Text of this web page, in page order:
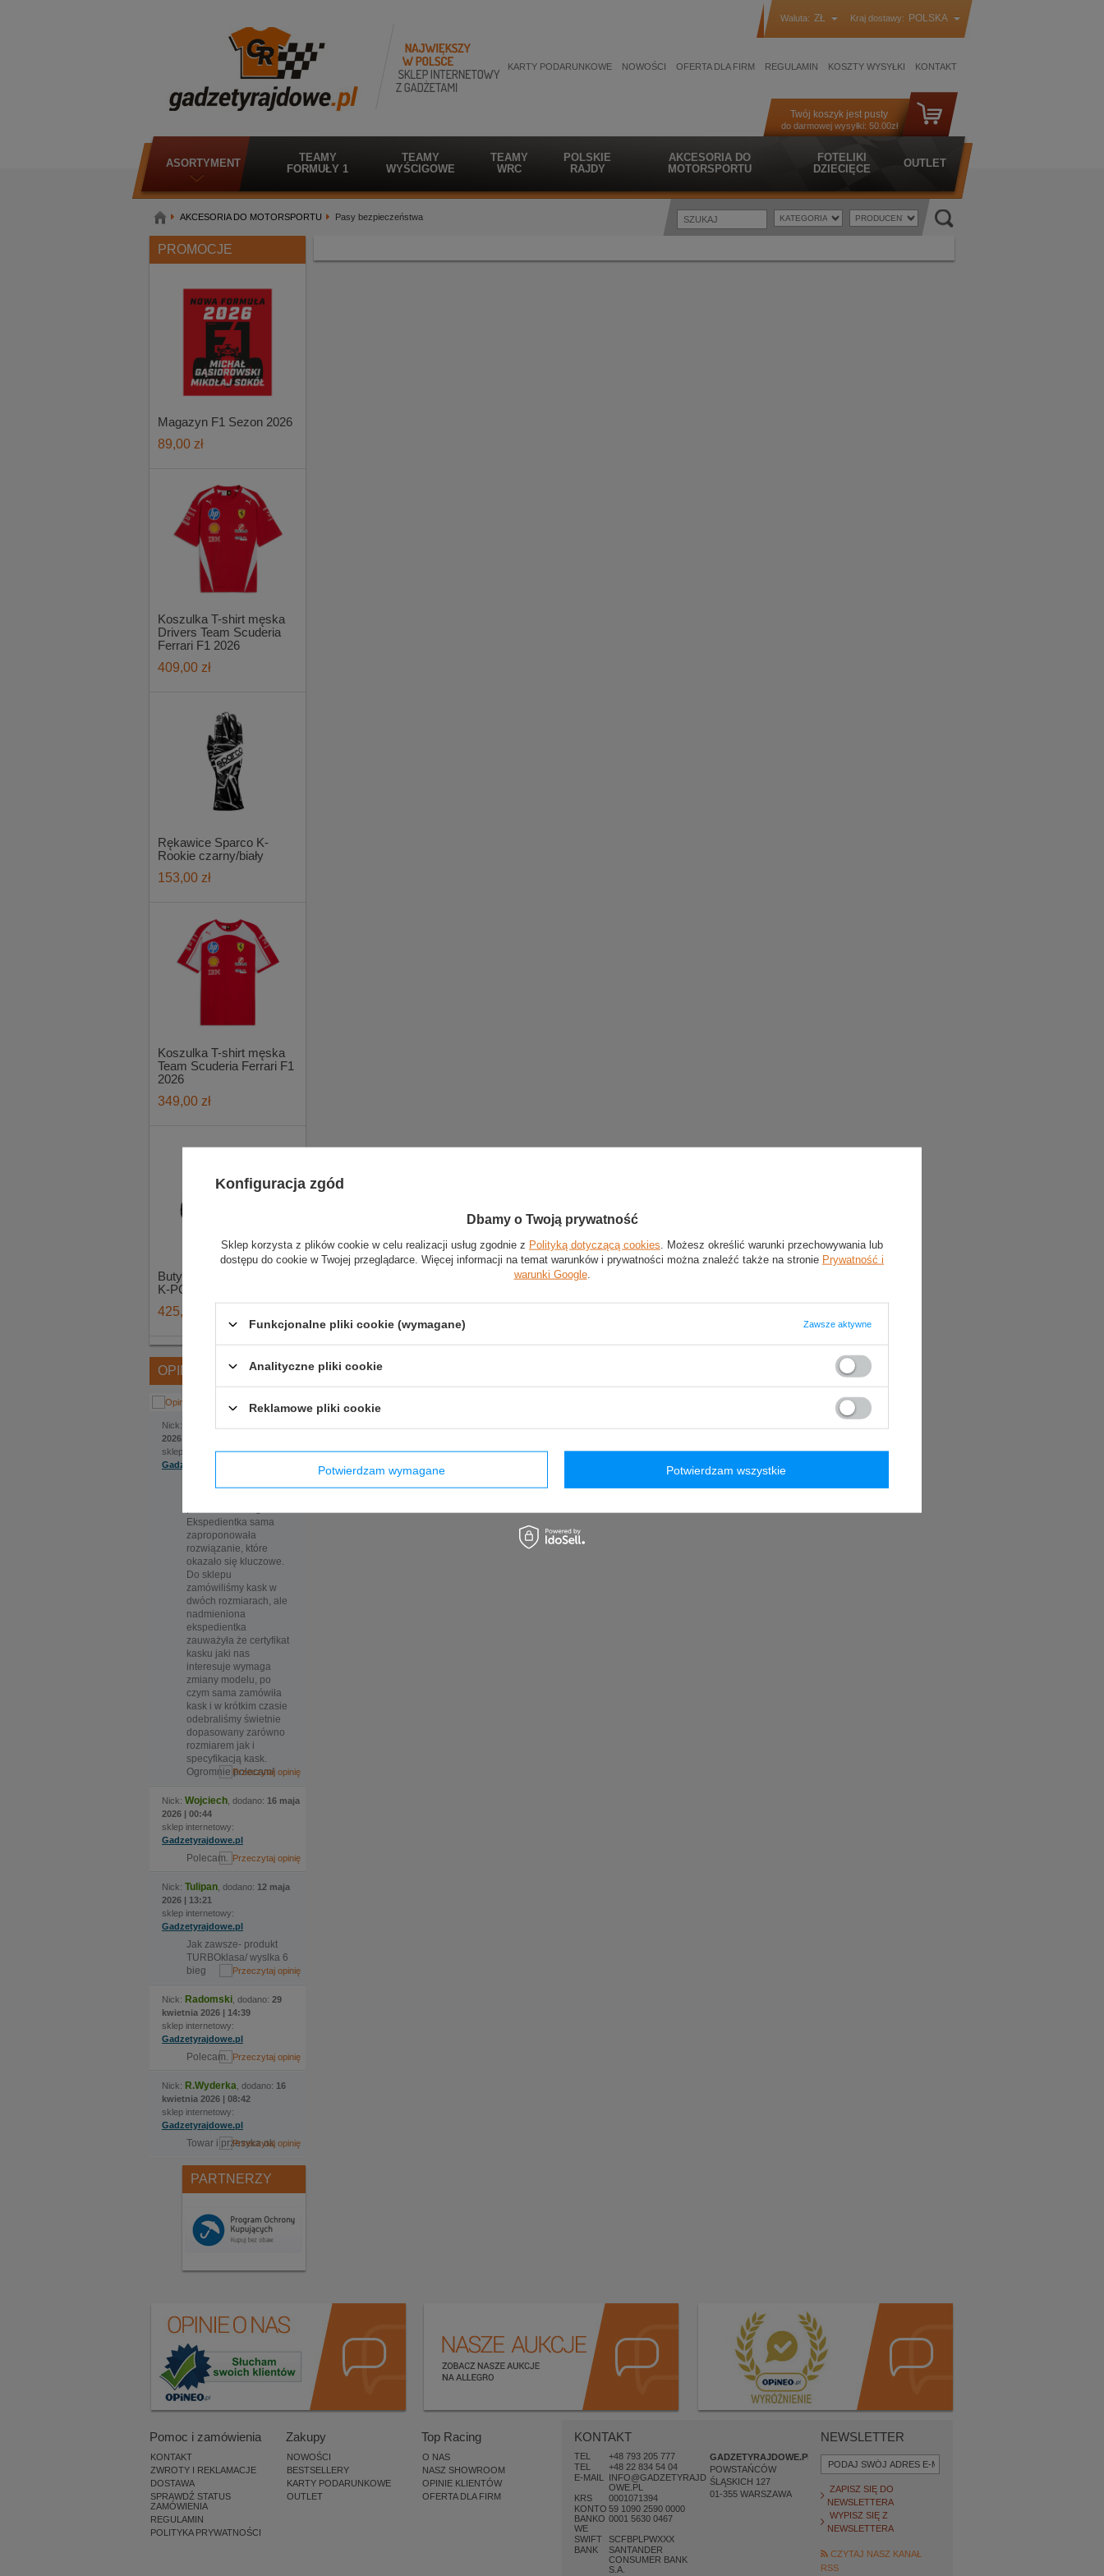
Waluta: ZŁ Kraj dostawy: POLSKA
KARTY PODARUNKOWE NOWOŚCI OFERTA DLA FIRM REGULAMIN KOSZTY WYSYŁKI KONTAKT
Twój koszyk jest pusty
do darmowej wysyłki: 50.00zł
ASORTYMENT
TEAMY
FORMUŁY 1
TEAMY
WYŚCIGOWE
TEAMY
WRC
POLSKIE
RAJDY
AKCESORIA DO
MOTORSPORTU
FOTELIKI
DZIECIĘCE
OUTLET
AKCESORIA DO MOTORSPORTU Pasy bezpieczeństwa
PROMOCJE
Magazyn F1 Sezon 2026
89,00 zł
Koszulka T-shirt męska
Drivers Team Scuderia
Ferrari F1 2026
409,00 zł
Rękawice Sparco K-
Rookie czarny/biały
153,00 zł
Koszulka T-shirt męska
Team Scuderia Ferrari F1
2026
349,00 zł
Buty kartingowe Sparco
K-POLE MY20 czarne
425,00 zł
OPINIE
Nick:
2026 | 22:22
sklep internetowy:
Gadzetyrajdowe.pl
Ekspedientka sama
zaproponowała
rozwiązanie, które
okazało się kluczowe.
Do sklepu
zamówiliśmy kask w
dwóch rozmiarach, ale
nadmieniona
ekspedientka
zauważyła że certyfikat
kasku jaki nas
interesuje wymaga
zmiany modelu, po
czym sama zamówiła
kask i w krótkim czasie
odebraliśmy świetnie
dopasowany zarówno
rozmiarem jak i
specyfikacją kask.
Ogromnie polecam!
Nick: Wojciech , dodano: 16 maja
2026 | 00:44
sklep internetowy:
Gadzetyrajdowe.pl
Polecam.
Nick: Tulipan , dodano: 12 maja
2026 | 13:21
sklep internetowy:
Gadzetyrajdowe.pl
Jak zawsze- produkt
TURBOklasa/ wyslka 6
bieg
Nick: Radomski , dodano: 29
kwietnia 2026 | 14:39
sklep internetowy:
Gadzetyrajdowe.pl
Polecam.
Nick: R.Wyderka , dodano: 16
kwietnia 2026 | 08:42
sklep internetowy:
Gadzetyrajdowe.pl
Towar i przesyka ok
PARTNERZY
Pomoc i zamówienia
KONTAKT
ZWROTY I REKLAMACJE
DOSTAWA
SPRAWDŹ STATUS
ZAMÓWIENIA
REGULAMIN
POLITYKA PRYWATNOŚCI
Zakupy
NOWOŚCI
BESTSELLERY
KARTY PODARUNKOWE
OUTLET
Top Racing
O NAS
NASZ SHOWROOM
OPINIE KLIENTÓW
OFERTA DLA FIRM
KONTAKT
TEL
+48 793 205 777
TEL
+48 22 834 54 04
E-MAIL
INFO@GADZETYRAJD
OWE.PL
KRS
0001071394
KONTO
BANKO
WE
59 1090 2590 0000
0001 5630 0467
SWIFT
SCFBPLPWXXX
BANK
SANTANDER
CONSUMER BANK
S.A.
GADZETYRAJDOWE.PL
POWSTAŃCÓW
ŚLĄSKICH 127
01-355 WARSZAWA
NEWSLETTER
ZAPISZ SIĘ DO
NEWSLETTERA
WYPISZ SIĘ Z
NEWSLETTERA
CZYTAJ NASZ KANAŁ
RSS
Konfiguracja zgód
Dbamy o Twoją prywatność
Sklep korzysta z plików cookie w celu realizacji usług zgodnie z Polityką dotyczącą cookies . Możesz określić warunki przechowywania lub
dostępu do cookie w Twojej przeglądarce. Więcej informacji na temat warunków i prywatności można znaleźć także na stronie Prywatność i
warunki Google.
Funkcjonalne pliki cookie (wymagane) Zawsze aktywne
Analityczne pliki cookie
Reklamowe pliki cookie
Potwierdzam wymagane Potwierdzam wszystkie